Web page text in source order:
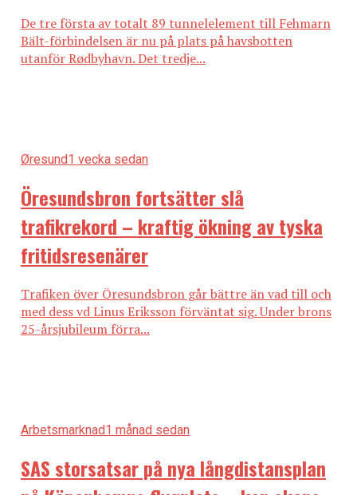
De tre första av totalt 89 tunnelelement till Fehmarn
Bält-förbindelsen är nu på plats på havsbotten
utanför Rødbyhavn. Det tredje...
Øresund1 vecka sedan
Öresundsbron fortsätter slå
trafikrekord – kraftig ökning av tyska
fritidsresenärer
Trafiken över Öresundsbron går bättre än vad till och
med dess vd Linus Eriksson förväntat sig. Under brons
25-årsjubileum förra...
Arbetsmarknad1 månad sedan
SAS storsatsar på nya långdistansplan